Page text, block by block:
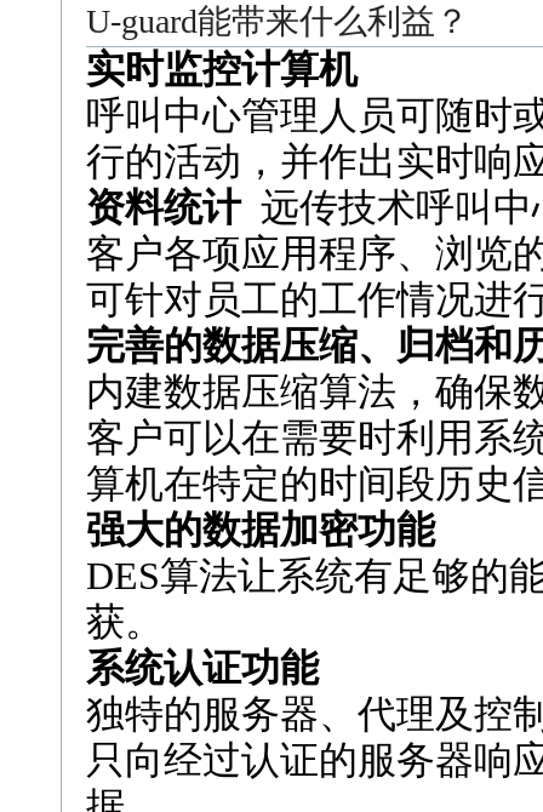
U-guard能带来什么利益？
实时监控计算机
呼叫中心管理人员可随时
行的活动，并作出实时响
资料统计远传技术呼叫中
客户各项应用程序、浏览
可针对员工的工作情况进
完善的数据压缩、归档和
内建数据压缩算法，确保
客户可以在需要时利用系
算机在特定的时间段历史
强大的数据加密功能
DES算法让系统有足够的
获。
系统认证功能
独特的服务器、代理及控
只向经过认证的服务器响